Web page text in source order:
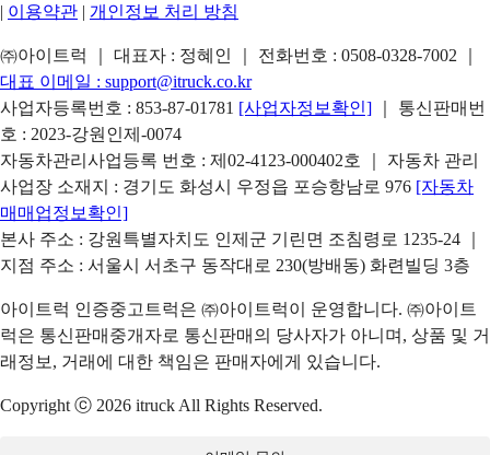
| 이용약관 | 개인정보 처리 방침
㈜아이트럭 ｜ 대표자 : 정혜인 ｜ 전화번호 : 0508-0328-7002
대표 이메일 : support@itruck.co.kr
사업자등록번호 : 853-87-01781 [사업자정보확인]
｜ 통신판매번
호 : 2023-강원인제-0074
자동차관리사업등록 번호 : 제02-4123-000402호 ｜ 자동차 관리
사업장 소재지 : 경기도 화성시 우정읍 포승항남로 976 [자동차
매매업정보확인]
본사 주소 : 강원특별자치도 인제군 기린면 조침령로 1235-24 ｜
지점 주소 : 서울시 서초구 동작대로 230(방배동) 화련빌딩 3층
아이트럭 인증중고트럭은 ㈜아이트럭이 운영합니다. ㈜아이트
럭은 통신판매중개자로 통신판매의 당사자가 아니며, 상품 및 거
래정보, 거래에 대한 책임은 판매자에게 있습니다.
Copyright ⓒ 2026 itruck All Rights Reserved.